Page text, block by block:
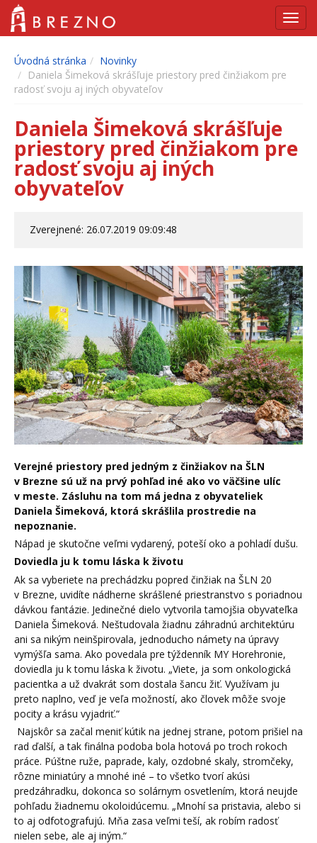
Úvodná stránka
Novinky
Daniela Šimeková skrášľuje priestory pred činžiakom pre
radosť svoju aj iných obyvateľov
Daniela Šimeková skrášľuje
priestory pred činžiakom pre
radosť svoju aj iných
obyvateľov
Zverejnené: 26.07.2019 09:09:48
Verejné priestory pred jedným z činžiakov na ŠLN
v Brezne sú už na prvý pohľad iné ako vo väčšine ulíc
v meste. Zásluhu na tom má jedna z obyvateliek
Daniela Šimeková, ktorá skrášlila prostredie na
nepoznanie.
Nápad je skutočne veľmi vydarený, poteší oko a pohladí dušu.
Doviedla ju k tomu láska k životu
Ak sa vyberiete na prechádzku popred činžiak na ŠLN 20
v Brezne, uvidíte nádherne skrášlené priestranstvo s poriadnou
dávkou fantázie. Jedinečné dielo vytvorila tamojšia obyvateľka
Daniela Šimeková. Neštudovala žiadnu záhradnú architektúru
ani sa nikým neinšpirovala, jednoducho námety na úpravy
vymýšľa sama. Ako povedala pre týždenník MY Horehronie,
doviedla ju k tomu láska k životu. „Viete, ja som onkologická
pacientka a už dvakrát som dostala šancu žiť. Využívam ju
preto naplno, veď je veľa možností, ako človek môže svoje
pocity a krásu vyjadriť.“
Najskôr sa začal meniť kútik na jednej strane, potom prišiel na
rad ďalší, a tak finálna podoba bola hotová po troch rokoch
práce. Púštne ruže, paprade, kaly, ozdobné skaly, stromčeky,
rôzne miniatúry a mnohé iné – to všetko tvorí akúsi
predzáhradku, dokonca so solárnym osvetlením, ktorá neujde
pohľadu žiadnemu okoloidúcemu. „Mnohí sa pristavia, alebo si
to aj odfotografujú. Mňa zasa veľmi teší, ak robím radosť
nielen sebe, ale aj iným.“